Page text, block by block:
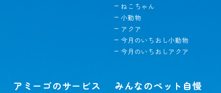
ねこちゃん
小動物
アクア
今月のいちおし小動物
今月のいちおしアクア
アミーゴのサービス みんなのペット自慢